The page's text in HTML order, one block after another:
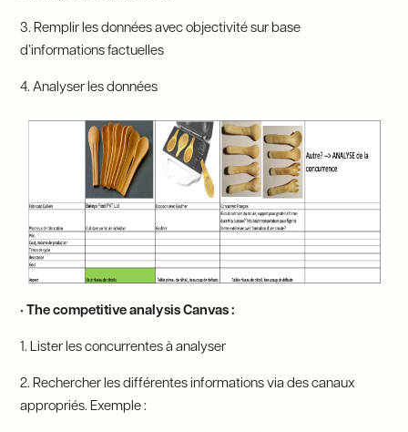
3. Remplir les données avec objectivité sur base
d’informations factuelles
4. Analyser les données
• The competitive analysis Canvas :
1. Lister les concurrentes à analyser
2. Rechercher les différentes informations via des canaux
appropriés. Exemple :